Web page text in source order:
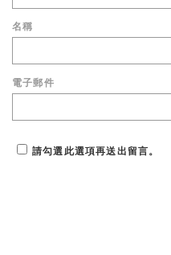
名稱
電子郵件
請勾選此選項再送出留言。